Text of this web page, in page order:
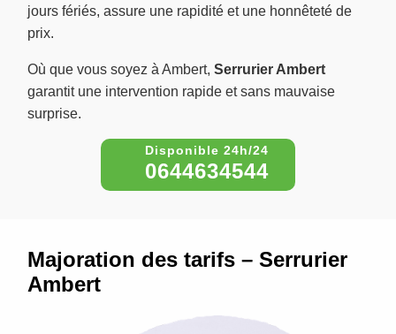
jours fériés, assure une rapidité et une honnêteté de
prix.
Où que vous soyez à Ambert, Serrurier Ambert
garantit une intervention rapide et sans mauvaise
surprise.
0644634544
Majoration des tarifs – Serrurier
Ambert